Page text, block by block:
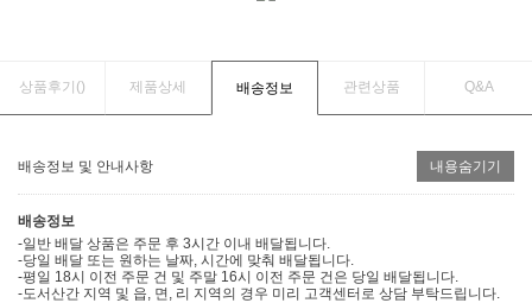
상품후기() 제품상세 배송정보 관련상품 Q&A
배송정보 및 안내사항 내용숨기기
배송정보
-일반 배달 상품은 주문 후 3시간 이내 배달됩니다.
-당일 배달 또는 원하는 날짜, 시간에 맞춰 배달됩니다.
-평일 18시 이전 주문 건 및 주말 16시 이전 주문 건은 당일 배달됩니다.
-도서산간 지역 및 읍, 면, 리 지역의 경우 미리 고객센터로 상담 부탁드립니다.